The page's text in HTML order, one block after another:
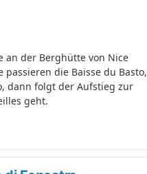
an der Berghütte von Nice
die Baisse du Basto,
dann folgt der Aufstieg zur
geht.